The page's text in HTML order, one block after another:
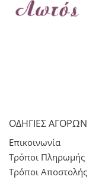
ΟΔΗΓΙΕΣ ΑΓΟΡΩΝ
Επικοινωνία
Τρόποι Πληρωμής
Τρόποι Αποστολής